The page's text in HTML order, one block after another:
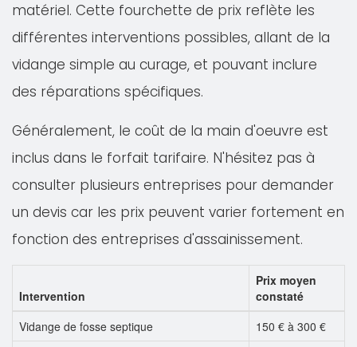
matériel. Cette fourchette de prix reflète les
différentes interventions possibles, allant de la
vidange simple au curage, et pouvant inclure
des réparations spécifiques.
Généralement, le coût de la main d'oeuvre est
inclus dans le forfait tarifaire. N'hésitez pas à
consulter plusieurs entreprises pour demander
un devis car les prix peuvent varier fortement en
fonction des entreprises d'assainissement.
Intervention
Prix moyen
constaté
Vidange de fosse septique
150 € à 300 €